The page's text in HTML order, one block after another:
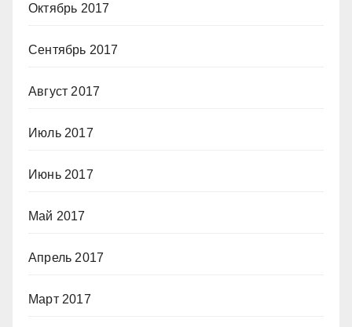
Октябрь 2017
Сентябрь 2017
Август 2017
Июль 2017
Июнь 2017
Май 2017
Апрель 2017
Март 2017